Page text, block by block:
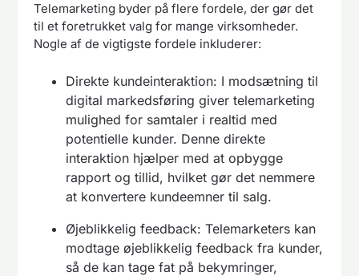
Telemarketing byder på flere fordele, der gør det
til et foretrukket valg for mange virksomheder.
Nogle af de vigtigste fordele inkluderer:
Direkte kundeinteraktion: I modsætning til
digital markedsføring giver telemarketing
mulighed for samtaler i realtid med
potentielle kunder. Denne direkte
interaktion hjælper med at opbygge
rapport og tillid, hvilket gør det nemmere
at konvertere kundeemner til salg.
Øjeblikkelig feedback: Telemarketers kan
modtage øjeblikkelig feedback fra kunder,
så de kan tage fat på bekymringer,